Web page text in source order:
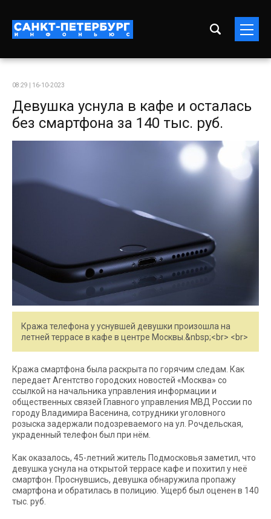
08:29 | 16-10-2023
Девушка уснула в кафе и осталась
без смартфона за 140 тыс. руб.
Кража телефона у уснувшей девушки произошла на
летней террасе в кафе в центре Москвы.&nbsp;<br> <br>
Кража смартфона была раскрыта по горячим следам. Как
передает Агентство городских новостей «Москва» со
ссылкой на начальника управления информации и
общественных связей Главного управления МВД России по
городу Владимира Васенина, сотрудники уголовного
розыска задержали подозреваемого на ул. Рочдельская,
украденный телефон был при нём.
Как оказалось, 45-летний житель Подмосковья заметил, что
девушка уснула на открытой террасе кафе и похитил у неё
смартфон. Проснувшись, девушка обнаружила пропажу
смартфона и обратилась в полицию. Ущерб был оценен в 140
тыс. руб.